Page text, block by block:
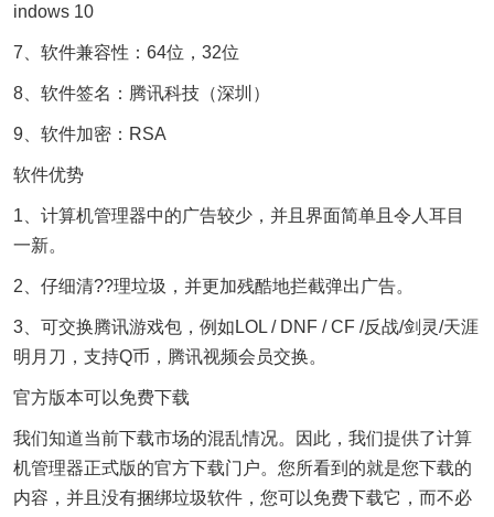
indows 10
7、软件兼容性：64位，32位
8、软件签名：腾讯科技（深圳）
9、软件加密：RSA
软件优势
1、计算机管理器中的广告较少，并且界面简单且令人耳目
一新。
2、仔细清??理垃圾，并更加残酷地拦截弹出广告。
3、可交换腾讯游戏包，例如LOL / DNF / CF /反战/剑灵/天涯
明月刀，支持Q币，腾讯视频会员交换。
官方版本可以免费下载
我们知道当前下载市场的混乱情况。因此，我们提供了计算
机管理器正式版的官方下载门户。您所看到的就是您下载的
内容，并且没有捆绑垃圾软件，您可以免费下载它，而不必